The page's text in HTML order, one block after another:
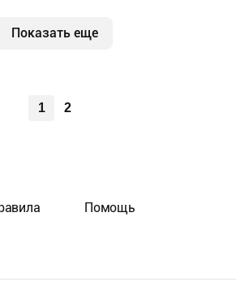
Показать еще
1 2
Помощь